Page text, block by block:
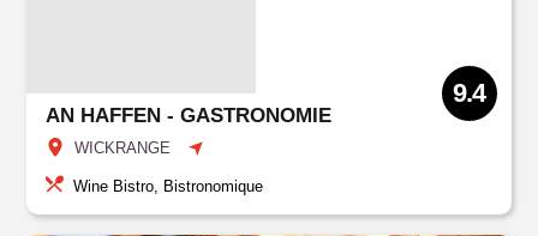
AN HAFFEN - GASTRONOMIE
WICKRANGE
9.4
Wine Bistro, Bistronomique